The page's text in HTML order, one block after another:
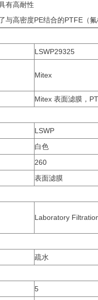
有高耐性
与高密度PE结合的PTFE（氟
LSWP29325
Mitex
Mitex 表面滤膜，
LSWP
白色
260
表面滤膜
Laboratory
疏水
5